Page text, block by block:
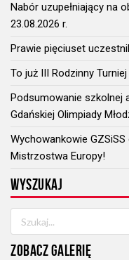
Nabór uzupełniający na
23.08.2026 r.
Prawie pięciuset
To już III Rodzinny Turniej
Podsumowanie szkolnej
Gdańskiej Olimpiady
Wychowankowie
Mistrzostwa Europy!
WYSZUKAJ
ZOBACZ GALERIĘ